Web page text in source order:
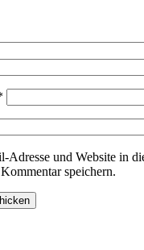
Adresse und Website in
speichern.